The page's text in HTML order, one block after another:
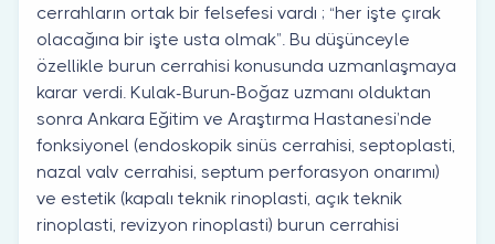
cerrahların ortak bir felsefesi vardı ; “her işte çırak
olacağına bir işte usta olmak”. Bu düşünceyle
özellikle burun cerrahisi konusunda uzmanlaşmaya
karar verdi. Kulak-Burun-Boğaz uzmanı olduktan
sonra Ankara Eğitim ve Araştırma Hastanesi’nde
fonksiyonel (endoskopik sinüs cerrahisi, septoplasti,
nazal valv cerrahisi, septum perforasyon onarımı)
ve estetik (kapalı teknik rinoplasti, açık teknik
rinoplasti, revizyon rinoplasti) burun cerrahisi